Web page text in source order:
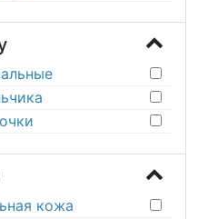
кожа